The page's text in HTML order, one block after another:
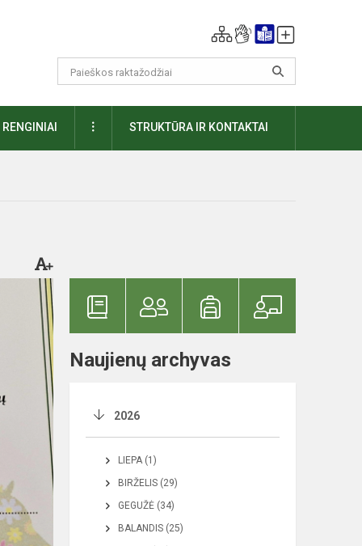
RENGINIAI DAUGIAUSTRUKTŪRA IR KONTAKTAI
Naujienų archyvas
2026
LIEPA (1)
BIRŽELIS (29)
GEGUŽĖ (34)
BALANDIS (25)